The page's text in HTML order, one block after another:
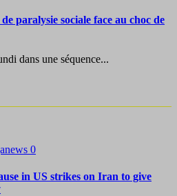
paralysie sociale face au choc de
dans une séquence...
0
in US strikes on Iran to give